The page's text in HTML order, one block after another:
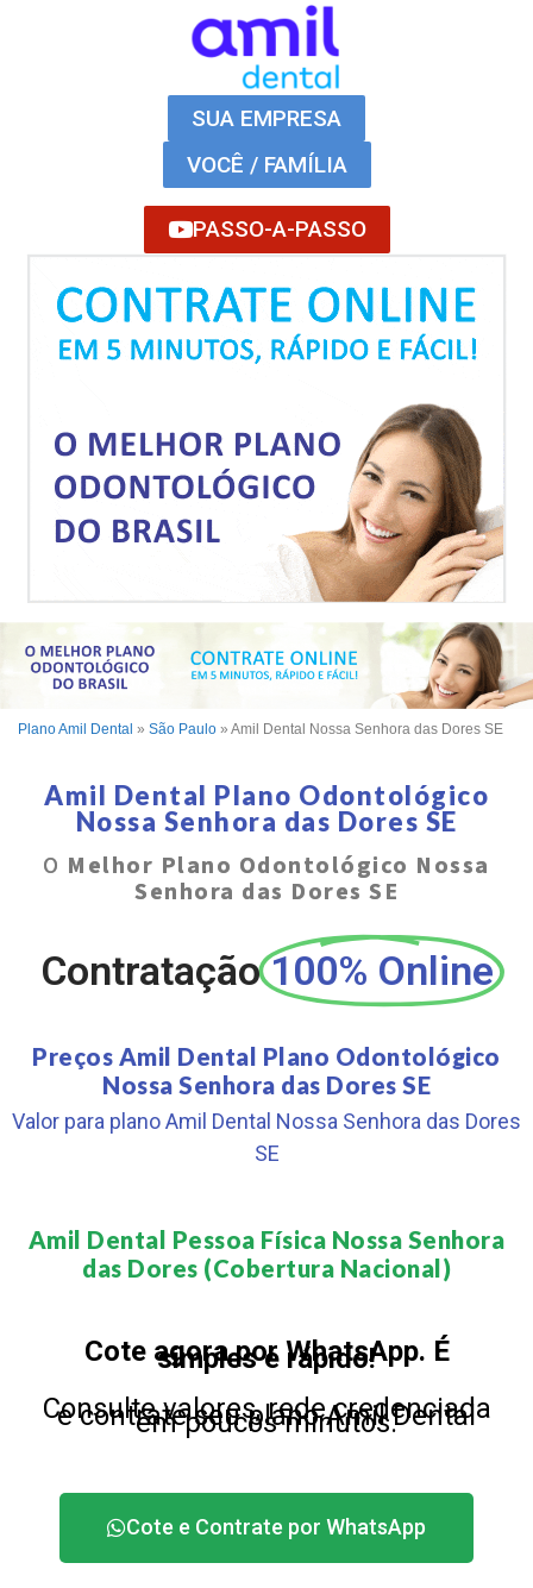
SUA EMPRESA
VOCÊ / FAMÍLIA
PASSO-A-PASSO
Plano Amil Dental » São Paulo » Amil Dental Nossa Senhora das Dores SE
Amil Dental Plano Odontológico
Nossa Senhora das Dores SE
O Melhor Plano Odontológico Nossa
Senhora das Dores SE
Contratação 100% Online
Preços Amil Dental Plano Odontológico
Nossa Senhora das Dores SE
Valor para plano Amil Dental Nossa Senhora das Dores
SE
Amil Dental Pessoa Física Nossa Senhora
das Dores (Cobertura Nacional)​
Cote agora por WhatsApp. É
simples e rápido!
Consulte valores, rede credenciada
e contrate seu plano Amil Dental
em poucos minutos.
Cote e Contrate por WhatsApp